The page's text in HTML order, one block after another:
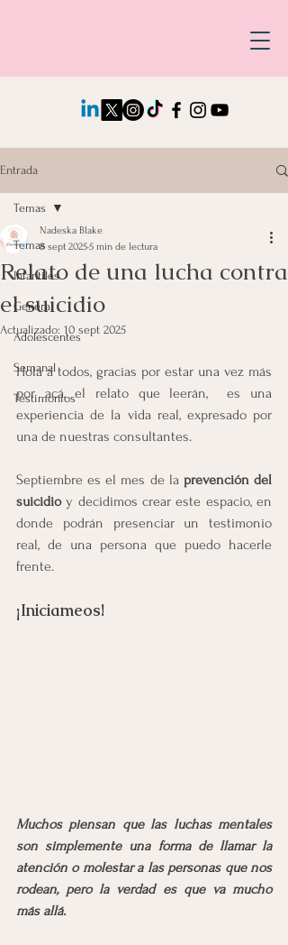
Entrada
Temas
Infantiles
General
Adolescentes
Semanal
Testimonios
Temas
Relato de una lucha contra
el suicidio
Nadeska Blake
8 sept 20255 min de lectura
Actualizado: 10 sept 2025
Hola a todos, gracias por estar una vez más
por acá, el relato que leerán,  es una
experiencia de la vida real, expresado por
una de nuestras consultantes.
Septiembre es el mes de la prevención del
suicidio y decidimos crear este espacio, en
donde podrán presenciar un testimonio
real, de una persona que puedo hacerle
frente.
¡Iniciameos!
Muchos piensan que las luchas mentales
son simplemente una forma de llamar la
atención o molestar a las personas que nos
rodean, pero la verdad es que va mucho
más allá.